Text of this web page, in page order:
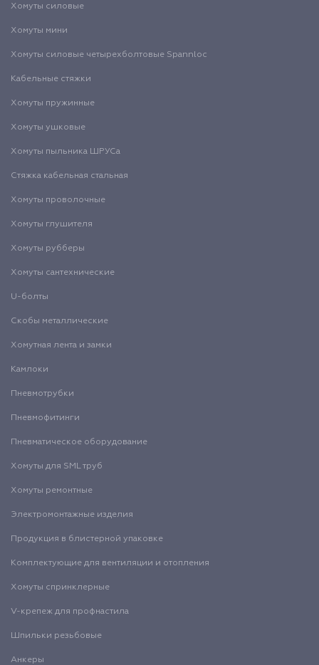
Хомуты силовые
Хомуты мини
Хомуты силовые четырехболтовые Spannloc
Кабельные стяжки
Хомуты пружинные
Хомуты ушковые
Хомуты пыльника ШРУСа
Стяжка кабельная стальная
Хомуты проволочные
Хомуты глушителя
Хомуты рубберы
Хомуты сантехнические
U-болты
Скобы металлические
Хомутная лента и замки
Камлоки
Пневмотрубки
Пневмофитинги
Пневматическое оборудование
Хомуты для SML труб
Хомуты ремонтные
Электромонтажные изделия
Продукция в блистерной упаковке
Комплектующие для вентиляции и отопления
Хомуты спринклерные
V-крепеж для профнастила
Шпильки резьбовые
Анкеры